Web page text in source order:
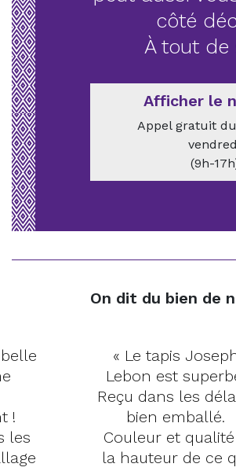
côté
À tout de
Afficher le
Appel gratuit
(9h-
On dit du bien de
!
les
« Le tapis
Lebon est
Reçu dans les
bien emballé.
Couleur et
la hauteur de ce